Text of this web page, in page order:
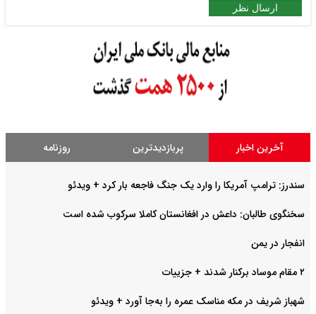
ارسال نظر
آخرین اخبار پربازدیدترین روزنامه
سندرز: ترامپ آمریکا را وارد یک جنگ فاجعه بار کرد + ویدئو
سخنگوی طالبان: داعش در افغانستان کاملا سرکوب شده است
انفجار در یمن
۲ مقام موساد برکنار شدند + جزییات
شهباز شریف در مکه مناسک عمره را به‌جا آورد + ویدئو